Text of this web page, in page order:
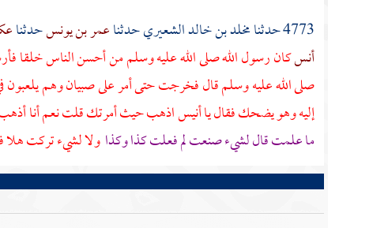
4773 حدثنا
مخلد بن خالد الشعيريحدثناعمر بن يونسحدثنا
أنسكان رسول الله صلى الله عليه وسلم من أحسن الناس خلقا
صلى الله عليه وسلم قال فخرجت حتى أمر على صبيان وهم
إليه وهو يضحك فقال ياأنيساذهب حيث أمرتك قلت نعم أنا
ما علمت قال لشيء صنعت لم فعلت كذا وكذاولا لشيء تركت هلا